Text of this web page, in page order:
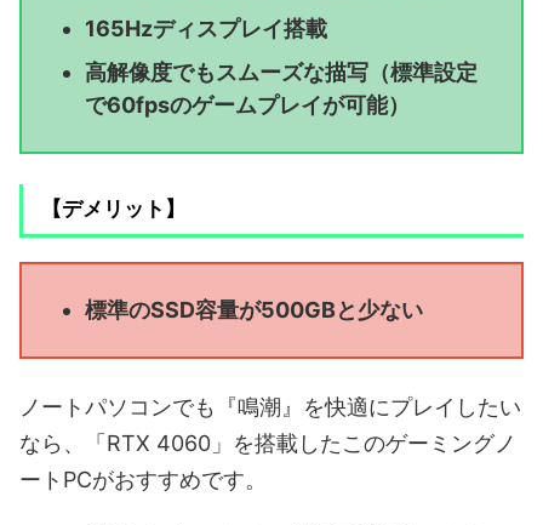
165Hzディスプレイ搭載
高解像度でもスムーズな描写（標準設定
で60fpsのゲームプレイが可能）
【デメリット】
標準のSSD容量が500GBと少ない
ノートパソコンでも『鳴潮』を快適にプレイしたい
なら、「RTX 4060」を搭載したこのゲーミングノ
ートPCがおすすめです。